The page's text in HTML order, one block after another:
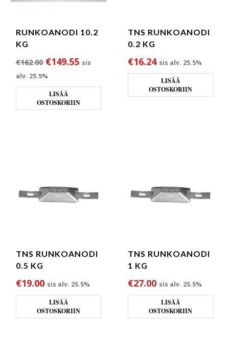
RUNKOANODI 10.2
KG
€162.00 Alkuperäinen hinta oli: €162.00.
€149.55Nykyinen hinta on: €149.55.
sis
alv. 25.5%
LISÄÄ
OSTOSKORIIN
TNS RUNKOANODI
0.2 KG
€16.24 sis alv. 25.5%
LISÄÄ
OSTOSKORIIN
TNS RUNKOANODI
0.5 KG
€19.00 sis alv. 25.5%
LISÄÄ
OSTOSKORIIN
TNS RUNKOANODI
1 KG
€27.00 sis alv. 25.5%
LISÄÄ
OSTOSKORIIN